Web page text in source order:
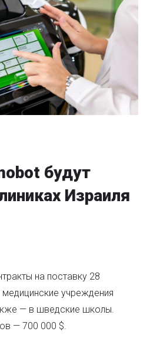
будут
Израиля
на поставку 28
учреждения
— в шведские школы.
— 700 000 $.